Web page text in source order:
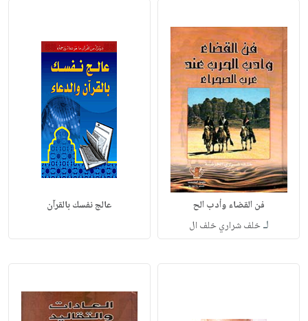
فن القضاء وأدب الح
لـخلف شراري خلف ال
عالج نفسك بالقرآن